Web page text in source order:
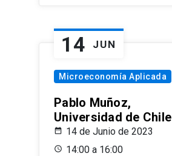
14 JUN
Microeconomía Aplicada
Pablo Muñoz,
Universidad de Chile
14 de Junio de 2023
14:00 a 16:00